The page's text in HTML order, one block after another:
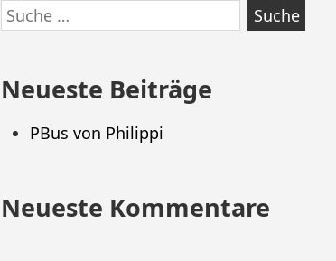
Zum
Footer
Suche
nach:
Neueste Beiträge
PBus von Philippi
Neueste Kommentare